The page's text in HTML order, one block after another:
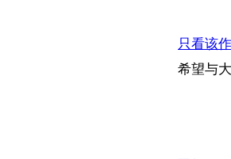
只看该
希望与